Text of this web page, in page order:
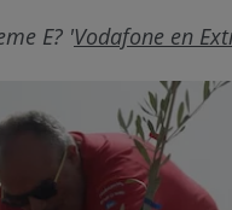
E? 'Vodafone en